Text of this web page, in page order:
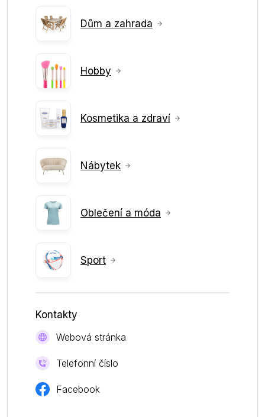
Dům a zahrada
Hobby
Kosmetika a zdraví
Nábytek
Oblečení a móda
Sport
Kontakty
Webová stránka
Telefonní číslo
Facebook